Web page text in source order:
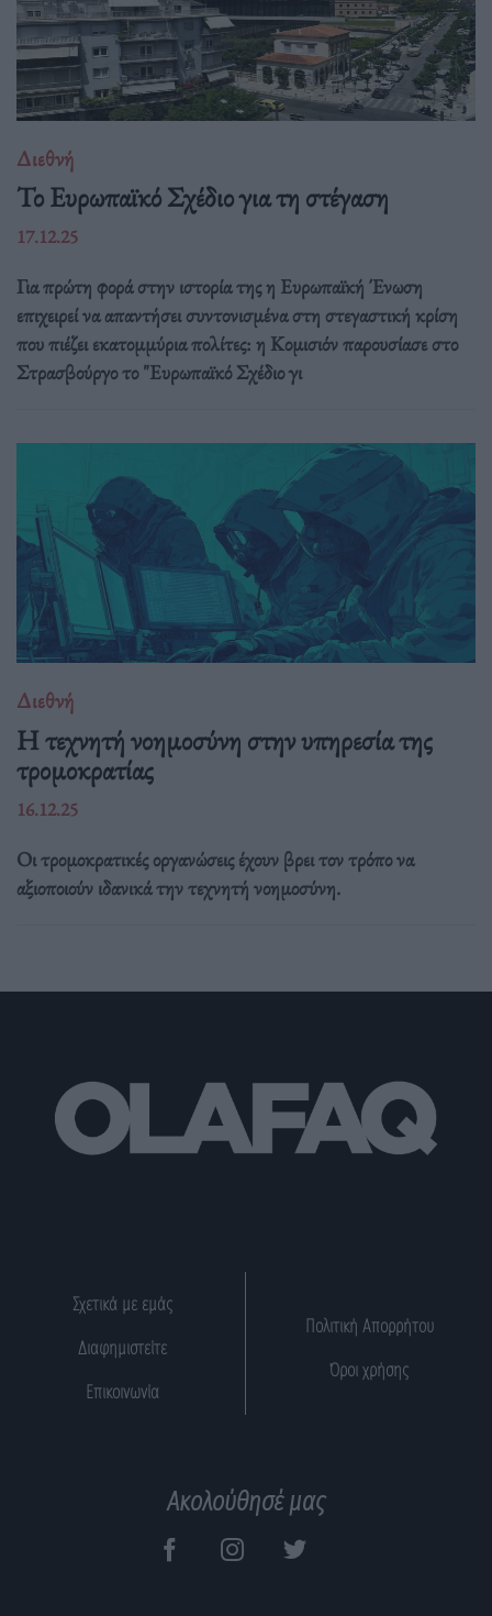
Διεθνή
Το Ευρωπαϊκό Σχέδιο για τη στέγαση
17.12.25
Για πρώτη φορά στην ιστορία της η Ευρωπαϊκή Ένωση
επιχειρεί να απαντήσει συντονισμένα στη στεγαστική κρίση
που πιέζει εκατομμύρια πολίτες: η Κομισιόν παρουσίασε στο
Στρασβούργο το "Ευρωπαϊκό Σχέδιο γι
Διεθνή
Η τεχνητή νοημοσύνη στην υπηρεσία της
τρομοκρατίας
16.12.25
Οι τρομοκρατικές οργανώσεις έχουν βρει τον τρόπο να
αξιοποιούν ιδανικά την τεχνητή νοημοσύνη.
Σχετικά με εμάς
Διαφημιστείτε
Επικοινωνία
Πολιτική Απορρήτου
Όροι χρήσης
Ακολούθησέ μας